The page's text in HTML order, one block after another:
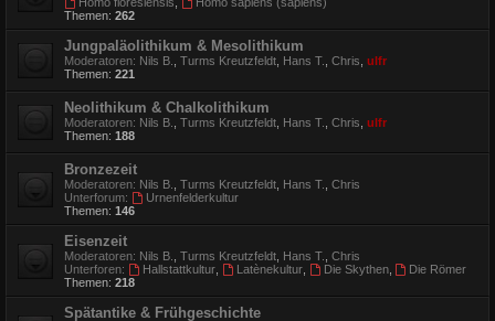
Themen: 262
Jungpaläolithikum & Mesolithikum
Moderatoren: Nils B. Turms Kreutzfeldt Hans T. Chris ulfr
Themen: 221
Neolithikum & Chalkolithikum
Moderatoren: Nils B. Turms Kreutzfeldt Hans T. Chris ulfr
Themen: 188
Bronzezeit
Moderatoren: Nils B. Turms Kreutzfeldt Hans T.
Chris
Unterforum:
Urnenfelderkultur
Themen: 146
Eisenzeit
Moderatoren: Nils B. Turms Kreutzfeldt Hans T.
Chris
Unterforen:
Hallstattkultur, Latènekultur, Die Skythen,
Die Römer
Themen: 218
Spätantike & Frühgeschichte